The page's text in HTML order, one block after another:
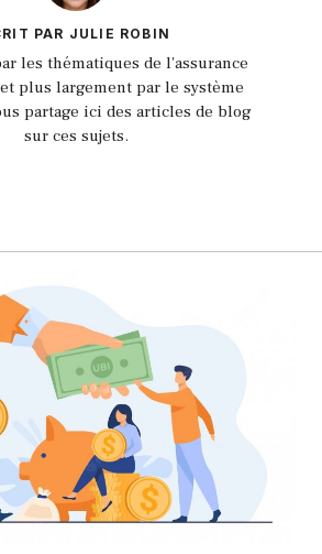
PAR JULIE ROBIN
les thématiques de l'assurance
plus largement par le système
partage ici des articles de blog
sur ces sujets.